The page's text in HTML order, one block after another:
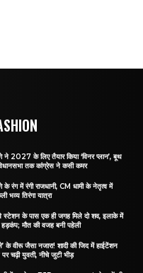
ने 2027 के लिए तैयार किया ‘विनर प्लान’, बूथ
तक कांग्रेस ने कसी कमर
के रंग में रंगी राजधानी, CM धामी के नेतृत्व में
भव्य तिरंगा यात्रा
स्टेशन के पास एक ही जगह मिले दो शव, इलाके में
हड़कंप; मौत की वजह बनी पहेली
के वीरू जैसा नजारा! शादी की जिद में हाईटेंशन
पर चढ़ी युवती, नीचे जुटी भीड़